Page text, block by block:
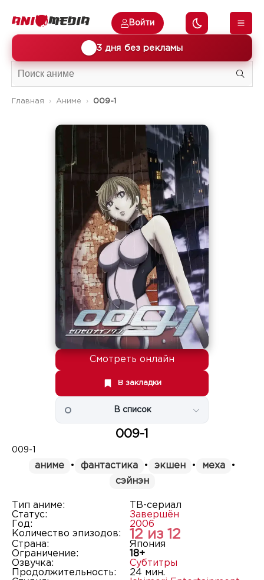
3 дня без рекламы
Войти
Главная Аниме 009-1
Смотреть онлайн
В закладки
В список
009-1
009-1
аниме • фантастика • экшен • меха
•
сэйнэн
Тип аниме:
ТВ-сериал
Статус:
Завершён
Год:
2006
Количество эпизодов:
12 из 12
Страна:
Япония
Ограничение:
18+
Озвучка:
Субтитры
Продолжительность:
24 мин.